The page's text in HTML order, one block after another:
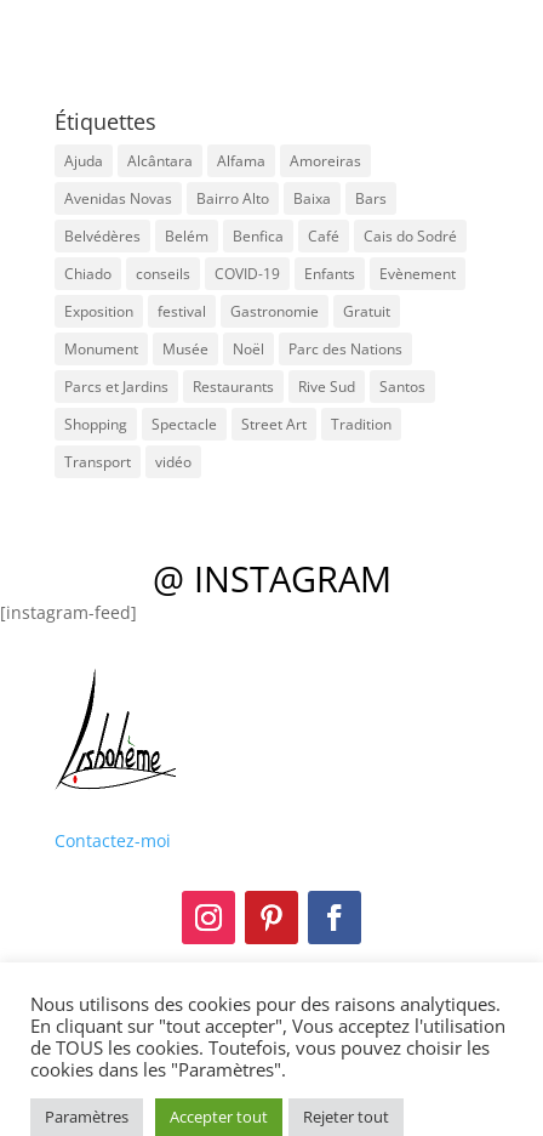
Étiquettes
Ajuda Alcântara Alfama
Amoreiras
Avenidas Novas
Bairro Alto Baixa
Bars
Belvédères
Belém Benfica Café
Cais do Sodré
Chiado
conseils COVID-19 Enfants
Evènement
Exposition
festival Gastronomie
Gratuit
Monument
Musée Noël
Parc des Nations
Parcs et Jardins
Restaurants Rive Sud
Santos
Shopping
Spectacle Street Art
Tradition
Transport
vidéo
@ INSTAGRAM
[instagram-feed]
Contactez-moi
Mentions légales
Politique de confidentialité
Copyright © 2013-2021 Lisbohème. Tous droits
réservés
Nous utilisons des cookies pour des raisons analytiques.
En cliquant sur "tout accepter", Vous acceptez l'utilisation
de TOUS les cookies. Toutefois, vous pouvez choisir les
cookies dans les "Paramètres".
Paramètres Accepter tout Rejeter tout